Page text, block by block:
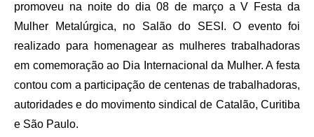
promoveu na noite do dia 08 de março a V Festa da
Mulher Metalúrgica, no Salão do SESI. O evento foi
realizado para homenagear as mulheres trabalhadoras
em comemoração ao Dia Internacional da Mulher. A festa
contou com a participação de centenas de trabalhadoras,
autoridades e do movimento sindical de Catalão, Curitiba
e São Paulo.